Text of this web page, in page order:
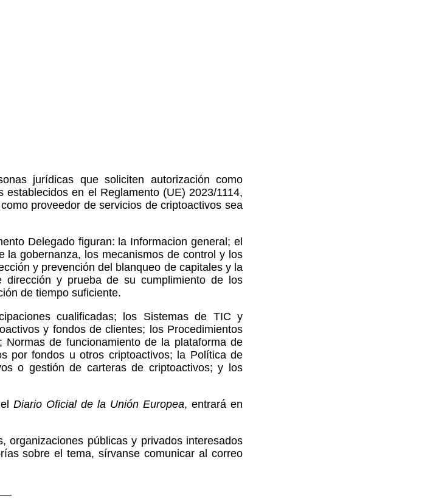
jurídicas que soliciten autorización como
en el Reglamento (UE) 2023/1114,
proveedor de servicios de criptoactivos sea
Delegado figuran: la Informacion general; el
la gobernanza, los mecanismos de control y los
y prevención del blanqueo de capitales y la
y prueba de su cumplimiento de los
de tiempo suficiente.
cualificadas; los Sistemas de TIC y
y fondos de clientes; los Procedimientos
de funcionamiento de la plataforma de
por fondos u otros criptoactivos; la Política de
o gestión de carteras de criptoactivos; y los
Diario Oficial de la Unión Europea, entrará en
organizaciones públicas y privados interesados
sobre el tema, sírvanse comunicar al correo